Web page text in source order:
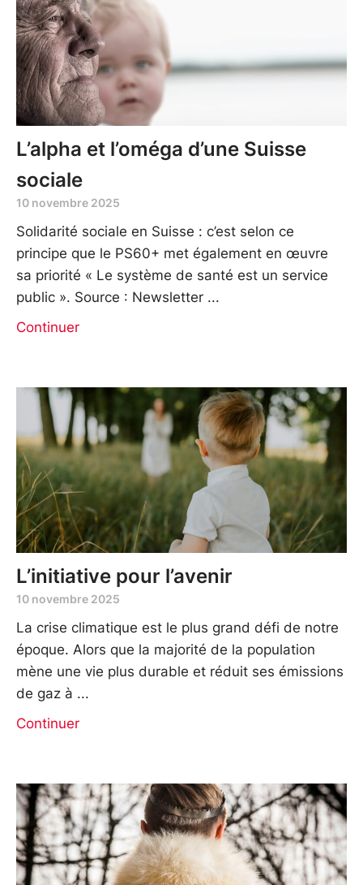
L’alpha et l’oméga d’une Suisse
sociale
10 novembre 2025
Solidarité sociale en Suisse : c’est selon ce
principe que le PS60+ met également en œuvre
sa priorité « Le système de santé est un service
public ». Source : Newsletter
Continuer
L’initiative pour l’avenir
10 novembre 2025
La crise climatique est le plus grand défi de notre
époque. Alors que la majorité de la population
mène une vie plus durable et réduit ses émissions
de gaz à
Continuer